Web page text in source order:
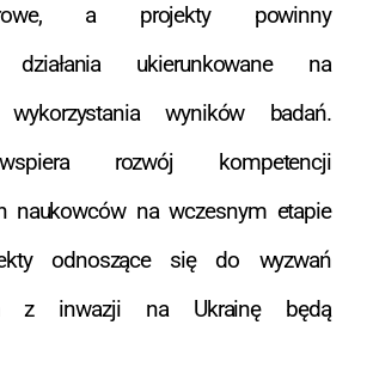
a projekty powinny
działania ukierunkowane na
wykorzystania wyników badań.
rozwój kompetencji
naukowców na wczesnym etapie
odnoszące się do wyzwań
z inwazji na Ukrainę będą